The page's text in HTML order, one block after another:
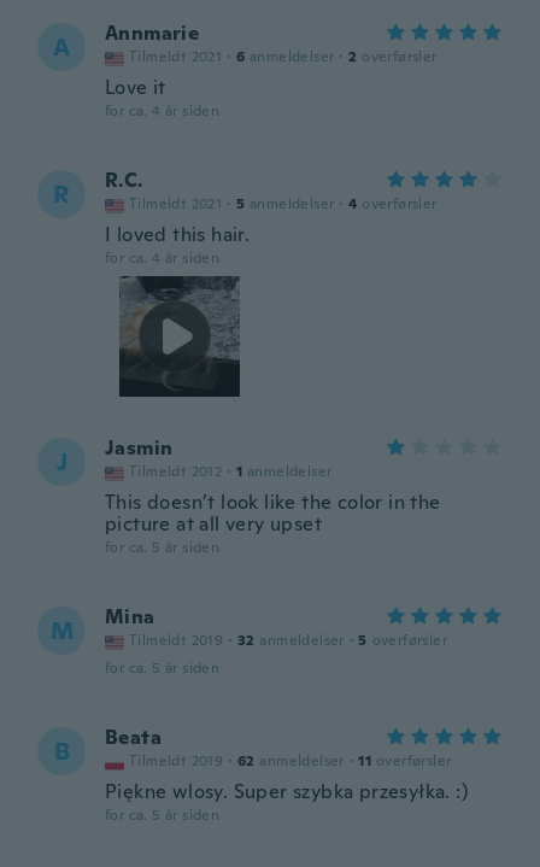
A Annmarie
Tilmeldt 2021 · 6 anmeldelser · 2 overførsler
Love it
for ca. 4 år siden
R R.C.
Tilmeldt 2021 · 5 anmeldelser · 4 overførsler
I loved this hair.
for ca. 4 år siden
J Jasmin
Tilmeldt 2012 · 1 anmeldelser
This doesn’t look like the color in the
picture at all very upset
for ca. 5 år siden
M Mina
Tilmeldt 2019 · 32 anmeldelser · 5 overførsler
for ca. 5 år siden
B Beata
Tilmeldt 2019 · 62 anmeldelser · 11 overførsler
Piękne wlosy. Super szybka przesyłka. :)
for ca. 5 år siden